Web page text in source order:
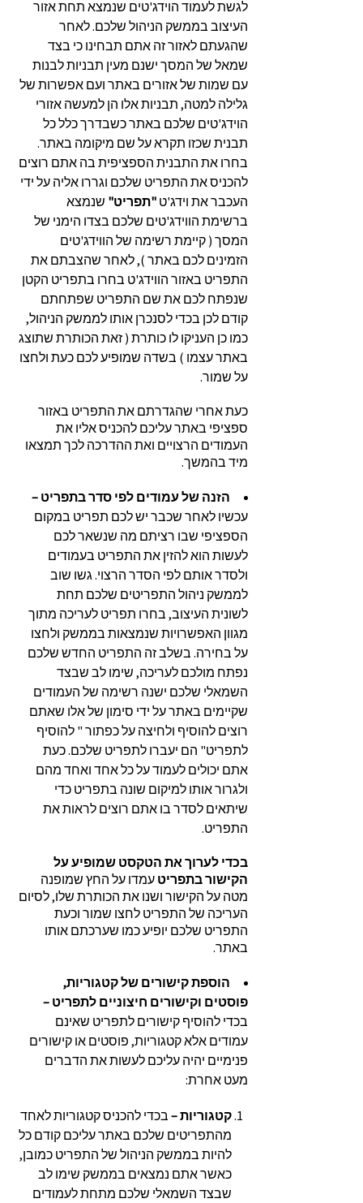
לגשת לעמוד הוידג'טים שנמצא תחת אזור
העיצוב בממשק הניהול שלכם. לאחר
שהגעתם לאזור זה אתם תבחינו כי בצד
שמאל של המסך ישנם מעין תבניות לבנות
עם שמות של אזורים באתר ועם אפשרות של
גלילה למטה, תבניות אלו הן למעשה אזורי
הוידג'טים שלכם באתר כשבדרך כלל כל
תבנית שכזו תקרא על שם מיקומה באתר.
בחרו את התבנית הספציפית בה אתם רוצים
להכניס את התפריט שלכם וגררו אליה על ידי
העכבר את וידג'ט"תפריט" שנמצא
ברשימת הווידג'טים שלכם בצדו הימני של
המסך ( קיימת רשימה של הווידג'טים
הזמינים לכם באתר ), לאחר שהצבתם את
התפריט באזור הווידג'ט בחרו בתפריט הקטן
שנפתח לכם את שם התפריט שפתחתם
קודם לכן בכדי לסנכרן אותו לממשק הניהול,
כמו כן העניקו לו כותרת ( זאת הכותרת שתוצג
באתר עצמו ) בשדה שמופיע לכם כעת ולחצו
על שמור.
כעת אחרי שהגדרתם את התפריט באזור
ספציפי באתר עליכם להכניס אליו את
העמודים הרצויים ואת ההדרכה לכך תמצאו
מיד בהמשך.
הזנה של עמודים לפי סדר בתפריט –
עכשיו לאחר שכבר יש לכם תפריט במקום
הספציפי שבו רציתם מה שנשאר לכם
לעשות הוא להזין את התפריט בעמודים
ולסדר אותם לפי הסדר הרצוי. גשו שוב
לממשק ניהול התפריטים שלכם תחת
לשונית העיצוב, בחרו תפריט לעריכה מתוך
מגוון האפשרויות שנמצאות בממשק ולחצו
על בחירה. בשלב זה התפריט החדש שלכם
נפתח מולכם לעריכה, שימו לב שבצד
השמאלי שלכם ישנה רשימה של העמודים
שקיימים באתר על ידי סימון של אלו שאתם
רוצים להוסיף ולחיצה על כפתור " להוסיף
לתפריט" הם יעברו לתפריט שלכם. כעת
אתם יכולים לעמוד על כל אחד ואחד מהם
ולגרור אותו למיקום שונה בתפריט כדי
שיתאים לסדר בו אתם רוצים לראות את
התפריט.
בכדי לערוך את הטקסט שמופיע על
הקישור בתפריטעמדו על החץ שמופנה
מטה על הקישור ושנו את הכותרת שלו, לסיום
העריכה של התפריט לחצו שמור וכעת
התפריט שלכם יופיע כמו שערכתם אותו
באתר.
הוספת קישורים של קטגוריות,
פוסטים וקישורים חיצוניים לתפריט –
בכדי להוסיף קישורים לתפריט שאינם
עמודים אלא קטגוריות, פוסטים או קישורים
פנימיים יהיה עליכם לעשות את הדברים
מעט אחרת:
קטגוריות – בכדי להכניס קטגוריות לאחד
מהתפריטים שלכם באתר עליכם קודם כל
להיות בממשק הניהול של התפריט כמובן,
כאשר אתם נמצאים בממשק שימו לב
שבצד השמאלי שלכם מתחת לעמודים